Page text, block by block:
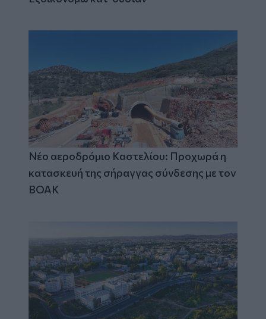
Νέο αεροδρόμιο Καστελίου: Προχωρά η
κατασκευή της σήραγγας σύνδεσης με τον
ΒΟΑΚ